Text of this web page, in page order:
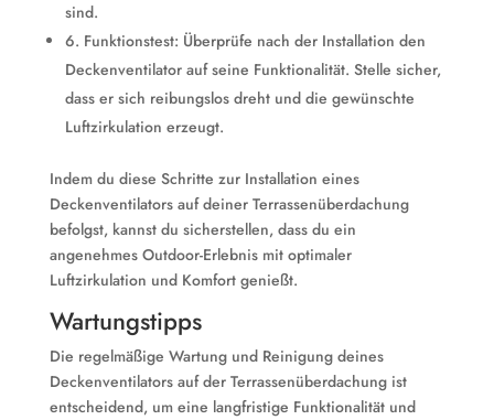
sind.
6. Funktionstest: Überprüfe nach der Installation den
Deckenventilator auf seine Funktionalität. Stelle sicher,
dass er sich reibungslos dreht und die gewünschte
Luftzirkulation erzeugt.
Indem du diese Schritte zur Installation eines
Deckenventilators auf deiner Terrassenüberdachung
befolgst, kannst du sicherstellen, dass du ein
angenehmes Outdoor-Erlebnis mit optimaler
Luftzirkulation und Komfort genießt.
Wartungstipps
Die regelmäßige Wartung und Reinigung deines
Deckenventilators auf der Terrassenüberdachung ist
entscheidend, um eine langfristige Funktionalität und